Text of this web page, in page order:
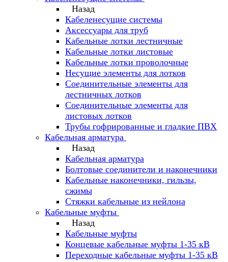
Назад
Кабеленесущие системы
Аксессуары для труб
Кабельные лотки лестничные
Кабельные лотки листовые
Кабельные лотки проволочные
Несущие элементы для лотков
Соединительные элементы для
лестничных лотков
Соединительные элементы для
листовых лотков
Трубы гофрированные и гладкие ПВХ
Кабельная арматура
Назад
Кабельная арматура
Болтовые соединители и наконечники
Кабельные наконечники, гильзы,
сжимы
Стяжки кабельные из нейлона
Кабельные муфты
Назад
Кабельные муфты
Концевые кабельные муфты 1-35 кВ
Переходные кабельные муфты 1-35 кВ